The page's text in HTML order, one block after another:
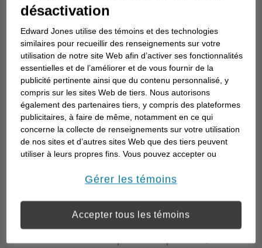
construites.
Quel est l’avantage d’une période
d’amortissement de 30 ans?
Pourquoi quelqu’un voudrait-il prendre 30 ans pour
rembourser son prêt hypothécaire? La principale
raison pour laquelle la plupart des acheteurs
souhaitent une période d’amortissement plus
longue est de réduire le coût mensuel. Toutes
choses étant égales par ailleurs, le prolongement
de la durée totale de remboursement d’un prêt
prêt hypothécaire plus abordable. Comme de
nombreuses approbations de prêts hypothécaires
désactivation
Edward Jones utilise des témoins et des technologies
similaires pour recueillir des renseignements sur votre
utilisation de notre site Web afin d’activer ses fonctionnalités
essentielles et de l’améliorer et de vous fournir de la
publicité pertinente ainsi que du contenu personnalisé, y
compris sur les sites Web de tiers. Nous autorisons
également des partenaires tiers, y compris des plateformes
publicitaires, à faire de même, notamment en ce qui
concerne la collecte de renseignements sur votre utilisation
de nos sites et d’autres sites Web que des tiers peuvent
utiliser à leurs propres fins. Vous pouvez accepter ou
Pour en savoir plus sur la façon dont nous utilisons les
veuillez consulter notreDéclaration de confidentialité de
l’information transmise en ligne opens in a new window
.
Gérer les témoins
Accepter tous les témoins